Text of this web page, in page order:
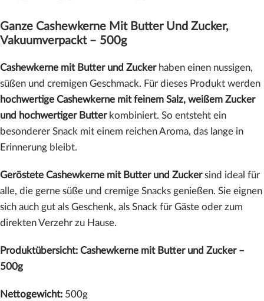
Ganze Cashewkerne Mit Butter Und Zucker,
Vakuumverpackt – 500g
Cashewkerne mit Butter und Zuckerhaben einen nussigen,
süßen und cremigen Geschmack. Für dieses Produkt werden
hochwertige Cashewkerne mit feinem Salz, weißem Zucker
und hochwertiger Butterkombiniert. So entsteht ein
besonderer Snack mit einem reichen Aroma, das lange in
Erinnerung bleibt.
Geröstete Cashewkerne mit Butter und Zuckersind ideal für
alle, die gerne süße und cremige Snacks genießen. Sie eignen
sich auch gut als Geschenk, als Snack für Gäste oder zum
direkten Verzehr zu Hause.
Produktübersicht: Cashewkerne mit Butter und Zucker –
500g
Nettogewicht: 500g